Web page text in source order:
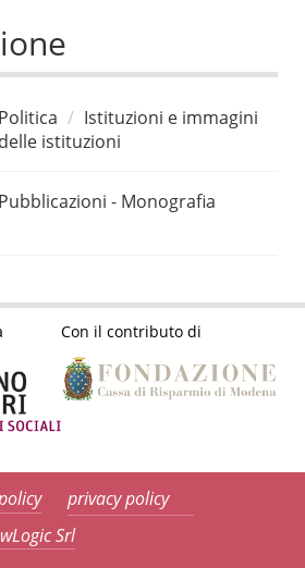
Politica
Istituzioni e immagini
delle istituzioni
Pubblicazioni - Monografia
Con il contributo di
privacy policy
Srl